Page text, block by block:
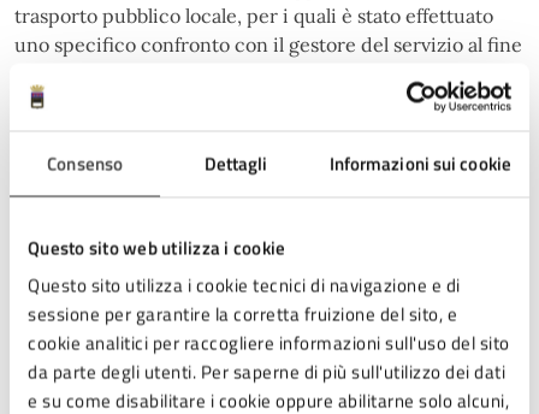
Consenso Dettagli Informazioni sui cookie
Questo sito web utilizza i cookie
Questo sito utilizza i cookie tecnici di navigazione e di
sessione per garantire la corretta fruizione del sito, e
cookie analitici per raccogliere informazioni sull'uso del sito
da parte degli utenti. Per saperne di più sull'utilizzo dei dati
e su come disabilitare i cookie oppure abilitarne solo alcuni,
trasporto pubblico locale, per i quali è stato effettuato
uno specifico confronto con il gestore del servizio al fine
Secondo quanto previsto dal progetto approvato dalla
Giunta comunale, si procederà dunque con la
metri e carreggiata anulare di 10 metri. Si prevedono
dunque la demolizione di porzioni dei marciapiedi
esistenti e gli scavi per la posa del nuovo pacchetto
stradale. A seguire si procederà con la posa dei cordoli,
la realizzazione delle rampe per i nuovi attraversamenti
pedonali, lo spostamento dei pali della pubblica